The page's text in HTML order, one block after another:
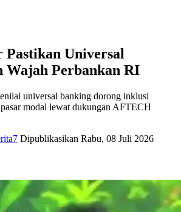
Universal
Wajah Perbankan RI
universal banking dorong inklusi
modal lewat dukungan AFTECH
Dipublikasikan Rabu, 08 Juli 2026